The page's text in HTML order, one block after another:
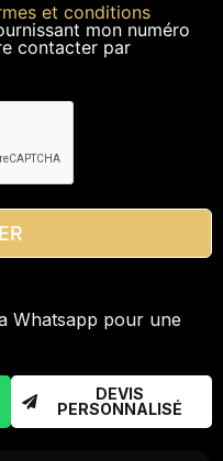
et conditions
mon numéro
contacter par
Whatsapp pour une
DEVIS
PERSONNALISÉ